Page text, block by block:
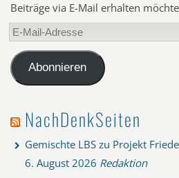
Beiträge via E-Mail erhalten
E-
Mail-
AdresseAbonnieren
NachDenkSeiten
Gemischte LBS zu Projekt
6. August 2026 Redaktion